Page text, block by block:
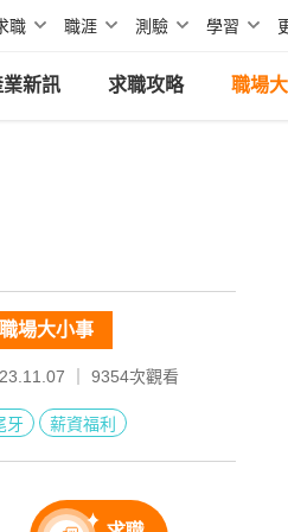
職 職涯 測驗 學習
業新訊 求職攻略 職場
職場大小事
｜ 9354次觀看
牙 薪資福利